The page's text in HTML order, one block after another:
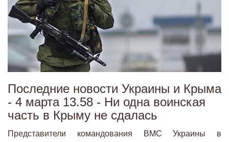
Последние новости Украины и Крыма
- 4 марта 13.58 - Ни одна воинская
часть в Крыму не сдалась
Представители командования ВМС Украины в